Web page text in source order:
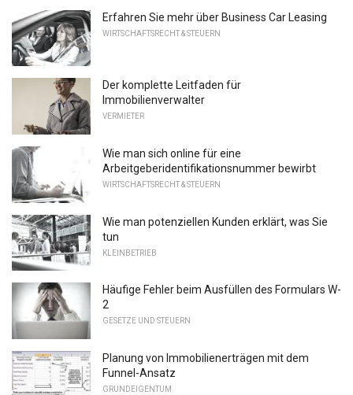
Erfahren Sie mehr über Business Car Leasing
WIRTSCHAFTSRECHT & STEUERN
Der komplette Leitfaden für
Immobilienverwalter
VERMIETER
Wie man sich online für eine
Arbeitgeberidentifikationsnummer bewirbt
WIRTSCHAFTSRECHT & STEUERN
Wie man potenziellen Kunden erklärt, was Sie
tun
KLEINBETRIEB
Häufige Fehler beim Ausfüllen des Formulars W-
2
GESETZE UND STEUERN
Planung von Immobilienerträgen mit dem
Funnel-Ansatz
GRUNDEIGENTUM